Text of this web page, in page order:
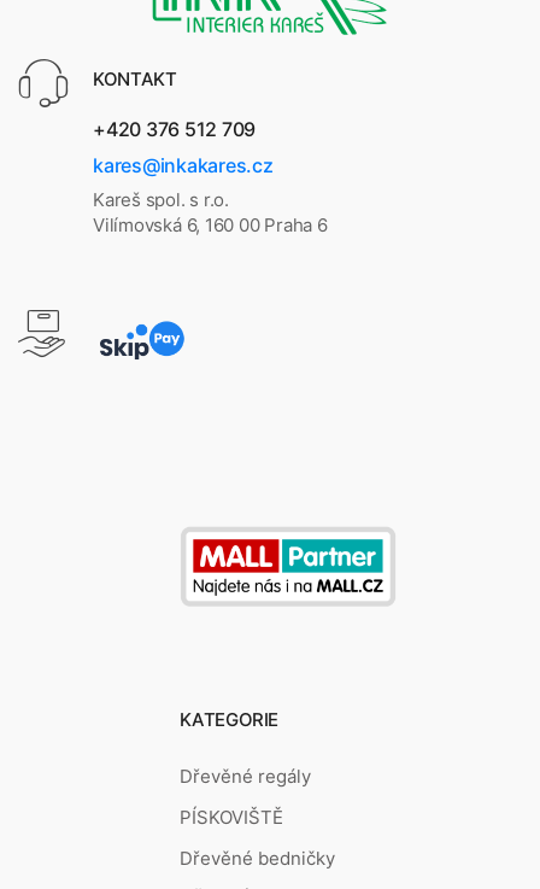
KONTAKT
+420 376 512 709
kares@inkakares.cz
Kareš spol. s r.o.
Vilímovská 6, 160 00 Praha 6
KATEGORIE
Dřevěné regály
PÍSKOVIŠTĚ
Dřevěné bedničky